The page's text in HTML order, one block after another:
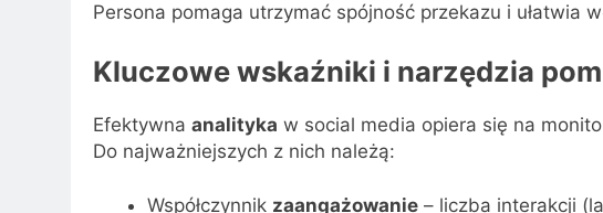
Persona pomaga utrzymać spójność przekazu i ułatwia
Kluczowe wskaźniki i narzędzia
Efektywna analityka w social media opiera się na
Do najważniejszych z nich należą:
Współczynnik zaangażowanie– liczba interakcji